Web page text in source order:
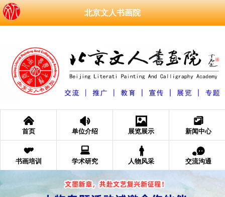
北京文人书画院
󰄫
首页
󰁑
单位介绍
󰁄
展览展示
󰆘
新闻中心
󰁩
书画培训
󰂧
学术研究
󰂐
人物风采
󰂮
交流沟通